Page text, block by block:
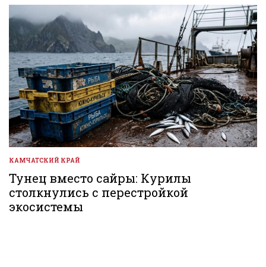
ОПУБЛИКОВАНО
В
КАМЧАТСКИЙ КРАЙ
Тунец вместо сайры: Курилы
столкнулись с перестройкой
экосистемы